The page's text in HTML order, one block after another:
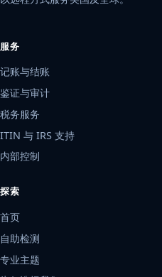
服务
记账与结账
鉴证与审计
税务服务
ITIN 与 IRS 支持
内部控制
探索
首页
自助检测
专业主题